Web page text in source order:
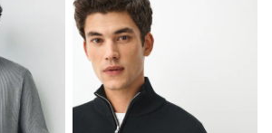
Summer Dresses
Occasion and Party Dresses
Floral Dresses
Sequin Dresses
Short Sleeve Dresses
Longsleeve Dresses
100% Cotton Dresses